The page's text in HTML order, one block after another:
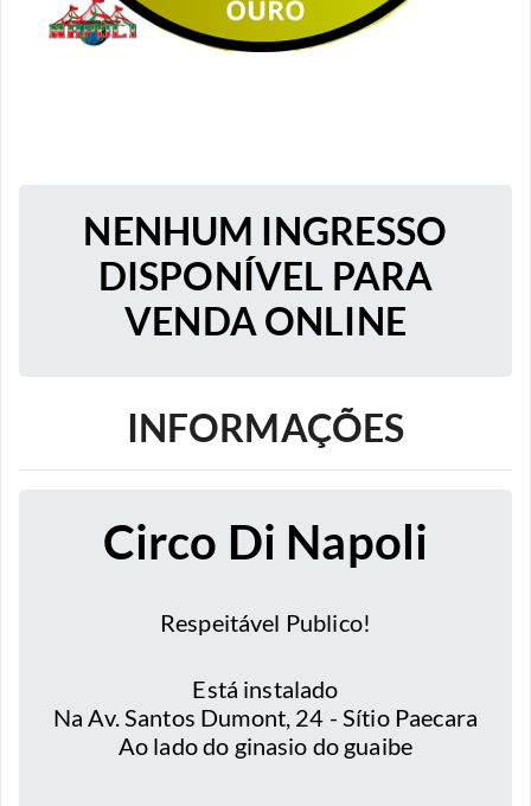
NENHUM INGRESSO
DISPONÍVEL PARA
VENDA ONLINE
INFORMAÇÕES
Circo Di Napoli
Respeitável Publico!
Está instalado
Na Av. Santos Dumont, 24 - Sítio Paecara
Ao lado do ginasio do guaibe